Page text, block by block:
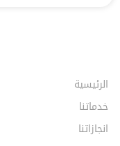
الرئيسية
خدماتنا
انجازاتنا